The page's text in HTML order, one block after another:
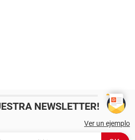
NEWSLETTER!
Ver un ejemplo